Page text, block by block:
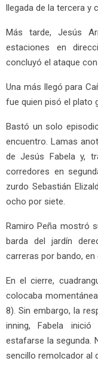
llegada de la tercera y
Más tarde, Jesús
estaciones en
concluyó el ataque
Una más llegó para
fue quien pisó el plato
Bastó un solo
encuentro. Lamas
de Jesús Fabela y,
corredores en
zurdo Sebastián
ocho por siete.
Ramiro Peña mostró
barda del jardín
carreras por bando,
En el cierre,
colocaba
8). Sin embargo, la
inning, Fabela
estafarse la segunda.
sencillo remolcador al